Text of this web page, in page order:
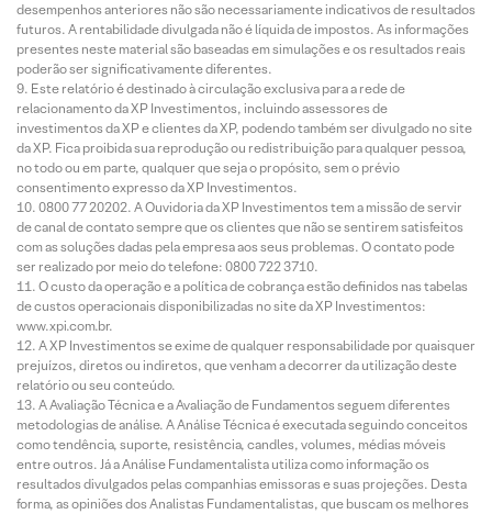
desempenhos anteriores não são necessariamente indicativos de resultados
futuros. A rentabilidade divulgada não é líquida de impostos. As informações
presentes neste material são baseadas em simulações e os resultados reais
poderão ser significativamente diferentes.
Este relatório é destinado à circulação exclusiva para a rede de
relacionamento da XP Investimentos, incluindo assessores de
investimentos da XP e clientes da XP, podendo também ser divulgado no site
da XP. Fica proibida sua reprodução ou redistribuição para qualquer pessoa,
no todo ou em parte, qualquer que seja o propósito, sem o prévio
consentimento expresso da XP Investimentos.
0800 77 20202. A Ouvidoria da XP Investimentos tem a missão de servir
de canal de contato sempre que os clientes que não se sentirem satisfeitos
com as soluções dadas pela empresa aos seus problemas. O contato pode
ser realizado por meio do telefone: 0800 722 3710.
O custo da operação e a política de cobrança estão definidos nas tabelas
de custos operacionais disponibilizadas no site da XP Investimentos:
www.xpi.com.br.
A XP Investimentos se exime de qualquer responsabilidade por quaisquer
prejuízos, diretos ou indiretos, que venham a decorrer da utilização deste
relatório ou seu conteúdo.
A Avaliação Técnica e a Avaliação de Fundamentos seguem diferentes
metodologias de análise. A Análise Técnica é executada seguindo conceitos
como tendência, suporte, resistência, candles, volumes, médias móveis
entre outros. Já a Análise Fundamentalista utiliza como informação os
resultados divulgados pelas companhias emissoras e suas projeções. Desta
forma, as opiniões dos Analistas Fundamentalistas, que buscam os melhores